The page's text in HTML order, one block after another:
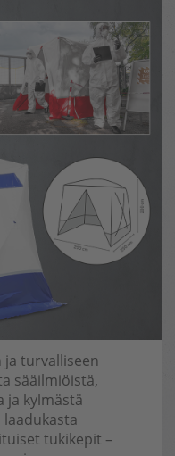
turvalliseen
sääilmiöistä,
ja kylmästä
tukikepit –